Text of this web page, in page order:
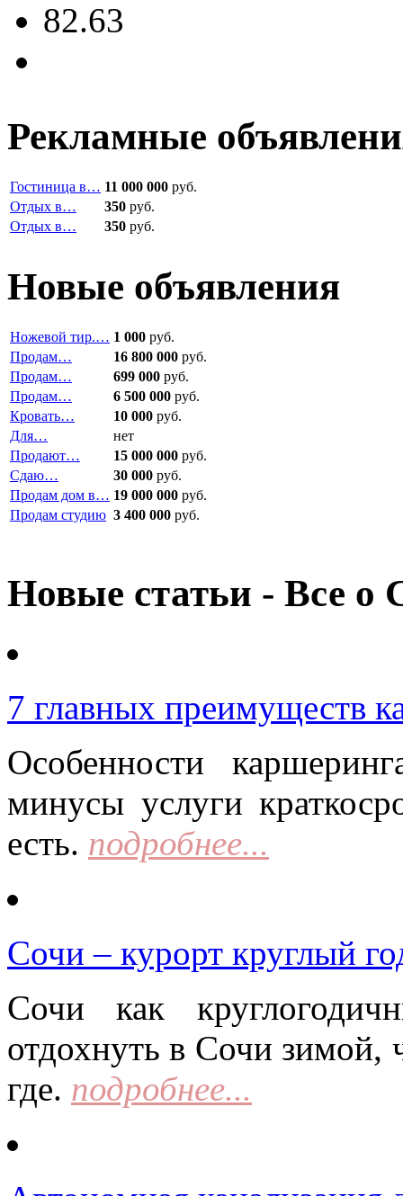
82.63
Рекламные
Гостиница в… 11 000 000 руб.
Отдых в…
350 руб.
Отдых в…
350 руб.
Новые объявления
Ножевой тир.… 1 000 руб.
Продам…
16 800 000 руб.
Продам…
699 000 руб.
Продам…
6 500 000 руб.
Кровать…
10 000 руб.
Для…
нет
Продают…
15 000 000 руб.
Сдаю…
30 000 руб.
Продам дом в… 19 000 000 руб.
Продам студию 3 400 000 руб.
Новые статьи - Все о
7 главных преимуществ
Особенности
минусы услуги
есть. подробнее...
Сочи – курорт круглый
Сочи как
отдохнуть в Сочи зимой,
где. подробнее...